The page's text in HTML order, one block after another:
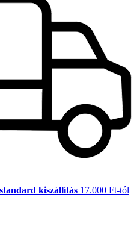
kiszállítás 17.000 Ft-tól